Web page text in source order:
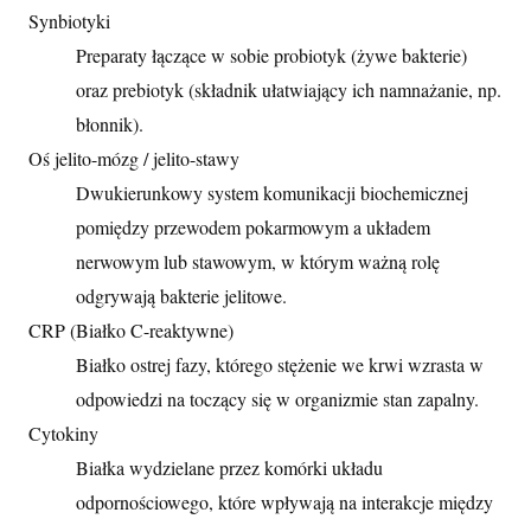
Synbiotyki
Preparaty łączące w sobie probiotyk (żywe bakterie)
oraz prebiotyk (składnik ułatwiający ich namnażanie, np.
błonnik).
Oś jelito-mózg / jelito-stawy
Dwukierunkowy system komunikacji biochemicznej
pomiędzy przewodem pokarmowym a układem
nerwowym lub stawowym, w którym ważną rolę
odgrywają bakterie jelitowe.
CRP (Białko C-reaktywne)
Białko ostrej fazy, którego stężenie we krwi wzrasta w
odpowiedzi na toczący się w organizmie stan zapalny.
Cytokiny
Białka wydzielane przez komórki układu
odpornościowego, które wpływają na interakcje między